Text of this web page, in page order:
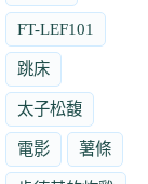
FT-LEF101
跳床
太子松馥
電影 薯條